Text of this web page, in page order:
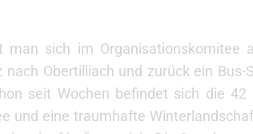
sich im Organisationskomitee
Obertilliach und zurück ein Bus-
seit Wochen befindet sich die 42
und eine traumhafte